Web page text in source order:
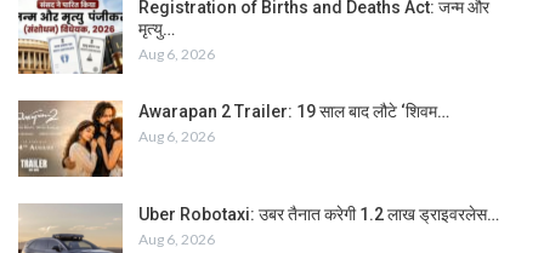
Registration of Births and Deaths Act: जन्म और
मृत्यु…
Aug 6, 2026
Awarapan 2 Trailer: 19 साल बाद लौटे ‘शिवम…
Aug 6, 2026
Uber Robotaxi: उबर तैनात करेगी 1.2 लाख ड्राइवरलेस…
Aug 6, 2026